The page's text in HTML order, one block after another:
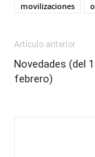
movilizaciones
Artículo anterior
Novedades (del
febrero)